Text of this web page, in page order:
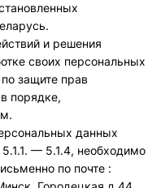
и решения
своих персональных
защите прав
порядке,
данных
— 5.1.4, необходимо
по почте :